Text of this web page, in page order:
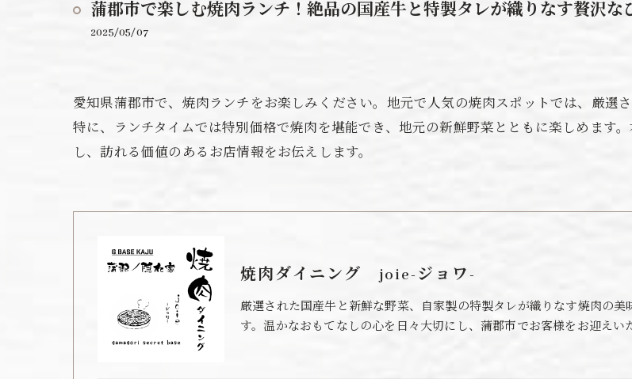
蒲郡市で楽しむ焼肉ランチ！絶品の国産牛と特製タレが織りなす贅沢な
2025/05/07
愛知県蒲郡市で、焼肉ランチをお楽しみください。地元で人気の焼肉スポットでは、厳選
特に、ランチタイムでは特別価格で焼肉を堪能でき、地元の新鮮野菜とともに楽しめます
し、訪れる価値のあるお店情報をお伝えします。
焼肉ダイニング joie-ジョワ-
厳選された国産牛と新鮮な野菜、自家製の特製タレが織りなす焼肉の
す。温かなおもてなしの心を日々大切にし、蒲郡市でお客様をお迎えい